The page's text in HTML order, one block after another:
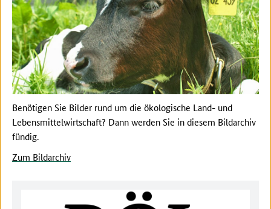
Benötigen Sie Bilder rund um die ökologische Land- und
Lebensmittelwirtschaft? Dann werden Sie in diesem Bildarchiv
fündig.
Zum Bildarchiv